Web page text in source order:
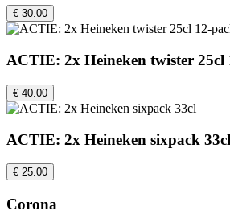
€ 30.00
ACTIE: 2x Heineken twister 25cl
€ 40.00
ACTIE: 2x Heineken sixpack 33cl
€ 25.00
Corona